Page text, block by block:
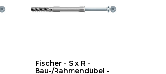
Fischer - S x R -
Bau-/Rahmendübel -